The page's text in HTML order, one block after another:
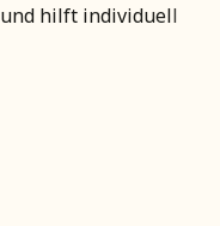
hilft individuell